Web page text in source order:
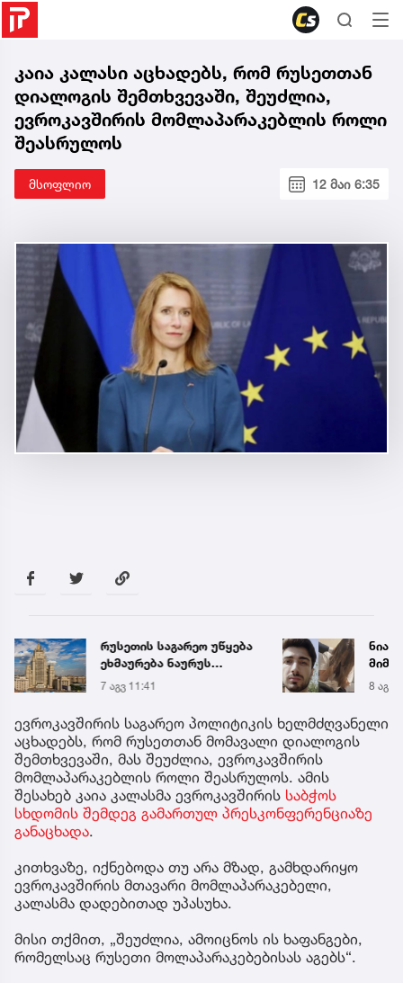
კაია კალასი აცხადებს, რომ რუსეთთან
დიალოგის შემთხვევაში, შეუძლია,
ევროკავშირის მომლაპარაკებლის როლი
შეასრულოს
მსოფლიო 12 მაი 6:35
რუსეთის საგარეო უწყება
ეხმაურება ნაურუს
გადაწყვეტილებას
ოკუპირებულ
აფხაზეთთან
დიპლომატიური
ურთიერთობების
შეწყვეტის შესახებ –
„ჩვენთვის ამ
გადაწყვეტილების
მოტივები გაუგებარია“
7 აგვ 11:41
ნია
8 აგვ
ევროკავშირის საგარეო პოლიტიკის ხელმძღვანელი
აცხადებს, რომ რუსეთთან მომავალი დიალოგის
შემთხვევაში, მას შეუძლია, ევროკავშირის
მომლაპარაკებლის როლი შეასრულოს. ამის
შესახებ კაია კალასმა ევროკავშირის საბჭოს
სხდომის შემდეგ გამართულ პრესკონფერენციაზე
განაცხადა.
კითხვაზე, იქნებოდა თუ არა მზად, გამხდარიყო
ევროკავშირის მთავარი მომლაპარაკებელი,
კალასმა დადებითად უპასუხა.
მისი თქმით, „შეუძლია, ამოიცნოს ის ხაფანგები,
რომელსაც რუსეთი მოლაპარაკებებისას აგებს“.